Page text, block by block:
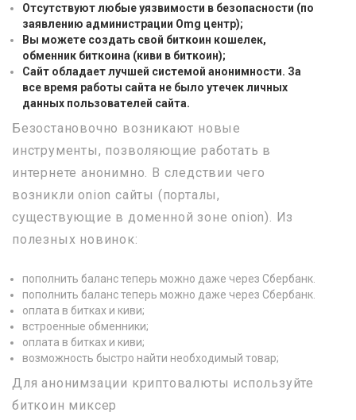
Отсутствуют любые уязвимости в безопасности (по
заявлению администрации Omg центр);
Вы можете создать свой биткоин кошелек,
обменник биткоина (киви в биткоин);
Сайт обладает лучшей системой анонимности. За
все время работы сайта не было утечек личных
данных пользователей сайта.
Безостановочно возникают новые
инструменты, позволяющие работать в
интернете анонимно. В следствии чего
возникли onion сайты (порталы,
существующие в доменной зоне onion). Из
полезных новинок:
пополнить баланс теперь можно даже через Сбербанк.
пополнить баланс теперь можно даже через Сбербанк.
оплата в битках и киви;
встроенные обменники;
оплата в битках и киви;
возможность быстро найти необходимый товар;
Для анонимзации криптовалюты используйте
биткоин миксер